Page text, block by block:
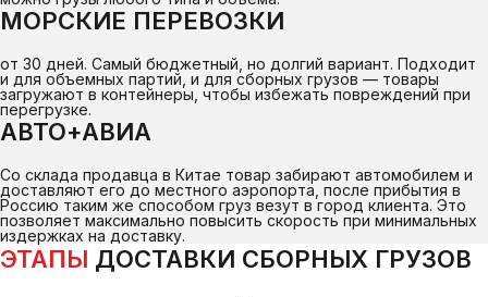
МОРСКИЕ ПЕРЕВОЗКИ
от 30 дней. Самый бюджетный, но долгий вариант. Подходит
и для объемных партий, и для сборных грузов — товары
загружают в контейнеры, чтобы избежать повреждений при
перегрузке.
АВТО+АВИА
Со склада продавца в Китае товар забирают автомобилем и
доставляют его до местного аэропорта, после прибытия в
Россию таким же способом груз везут в город клиента. Это
позволяет максимально повысить скорость при минимальных
издержках на доставку.
ЭТАПЫ ДОСТАВКИ СБОРНЫХ ГРУЗОВ